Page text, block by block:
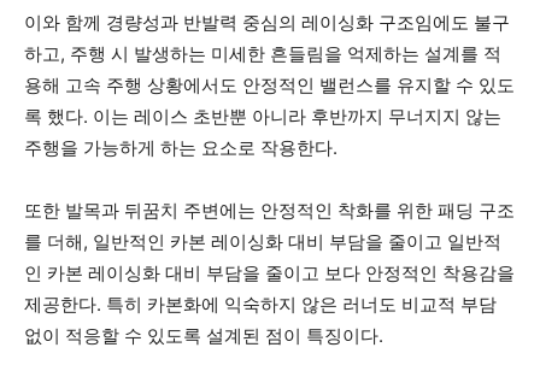
이와 함께 경량성과 반발력 중심의 레이싱화 구조임에도 불구
하고, 주행 시 발생하는 미세한 흔들림을 억제하는 설계를 적
용해 고속 주행 상황에서도 안정적인 밸런스를 유지할 수 있도
록 했다. 이는 레이스 초반뿐 아니라 후반까지 무너지지 않는
주행을 가능하게 하는 요소로 작용한다.
또한 발목과 뒤꿈치 주변에는 안정적인 착화를 위한 패딩 구조
를 더해, 일반적인 카본 레이싱화 대비 부담을 줄이고 일반적
인 카본 레이싱화 대비 부담을 줄이고 보다 안정적인 착용감을
제공한다. 특히 카본화에 익숙하지 않은 러너도 비교적 부담
없이 적응할 수 있도록 설계된 점이 특징이다.